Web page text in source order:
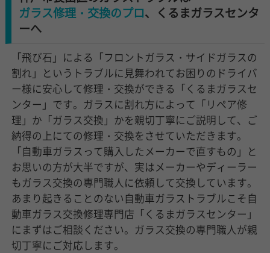
ガラス修理・交換のプロ、くるまガラスセンタ
ーへ
「飛び石」による「フロントガラス・サイドガラスの
割れ」というトラブルに見舞われてお困りのドライバ
ー様に安心して修理・交換ができる「くるまガラスセ
ンター」です。ガラスに割れ方によって「リペア修
理」か「ガラス交換」かを親切丁寧にご説明して、ご
納得の上にての修理・交換をさせていただきます。
「自動車ガラスって購入したメーカーで直すもの」と
お思いの方が大半ですが、実はメーカーやディーラー
もガラス交換の専門職人に依頼して交換しています。
あまり起きることのない自動車ガラストラブルこそ自
動車ガラス交換修理専門店「くるまガラスセンター」
にまずはご相談ください。ガラス交換の専門職人が親
切丁寧にご対応します。